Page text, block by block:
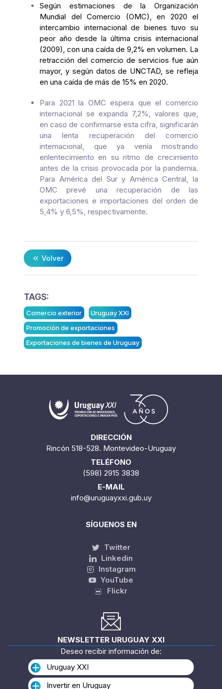
Según estimaciones de la Organización
Mundial del Comercio (OMC), en 2020 el
intercambio internacional de bienes tuvo su
peor año desde la última crisis internacional
(2009), con una caída de 9,2% en volumen. La
retracción del comercio de servicios fue aún
mayor, y según datos de UNCTAD, se refleja
en una caída de más de 15% en 2020.
Para 2021 la OMC espera que el comercio
internacional se expanda 7,2%, valores que,
en caso de confirmarse esta cifra, significarán
una lenta recuperación del comercio
internacional, que ya venía mostrando
enlentecimiento en su ritmo de crecimiento
antes de la crisis provocada por la pandemia.
Para América del Sur y América Central, la
OMC prevé una recuperación de las
exportaciones e importaciones del orden de
5,4% y 6,5%, respectivamente.
Volver
TAGS:
Comercio exterior
Uruguay XXI
Promoción de exportaciones
Exportaciones de bienes de Uruguay
DIRECCIÓN
Rincón 518-528. Montevideo-Uruguay
TELÉFONO
(598) 2915 3838
E-MAIL
info@uruguayxxi.gub.uy
SÍGUENOS EN
Twitter
Linkedin
Instagram
YouTube
Flickr
NEWSLETTER URUGUAY XXI
Deseo recibir información de:
Uruguay XXI
Invertir en Uruguay